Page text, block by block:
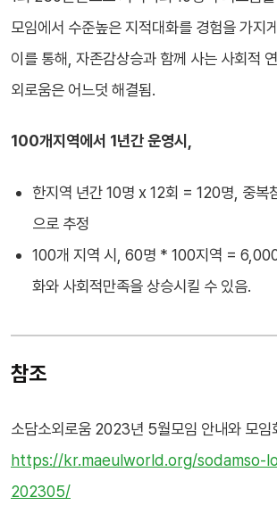
모임에서 수준높은 지적대화를 경험을 가지
이를 통해, 자존감상승과 함께 사는 사회적
외로움은 어느덧 해결됨.
100개지역에서 1년간 운영시,
한지역 년간 10명 x 12회 = 120명, 중복
으로 추정
100개 지역 시, 60명 * 100지역 =
화와 사회적만족을 상승시킬 수 있음.
참조
소담소외로움 2023년 5월모임 안내와 모임
https://kr.maeulworld.org/sodamso-
202305/